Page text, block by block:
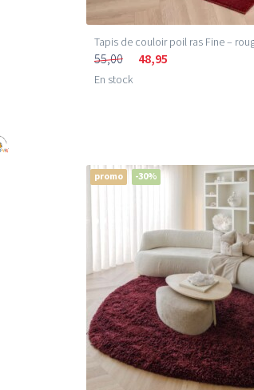
Tapis de couloir poil ras Fine –
55,00 48,95
En stock
promo -30%